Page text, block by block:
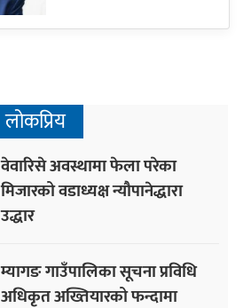
लोकप्रिय
वेवारिसे अवस्थामा फेला परेका
मिजारको वडाध्यक्ष न्यौपानेद्धारा
उद्धार
म्यागङ गाउँपालिका सूचना प्रविधि
अधिकृत अख्तियारको फन्दामा